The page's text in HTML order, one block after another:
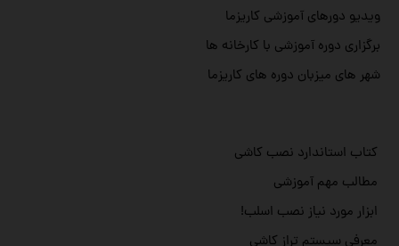
ویدیو دورهای آموزشی کاریزما
برگزاری دوره آموزشی با کارخانه ها
شهر های میزبان دوره های کاریزما
کتاب استاندارد نصب کاشی
مطالب مهم آموزشی
ابزار مورد نیاز نصب اسلب!